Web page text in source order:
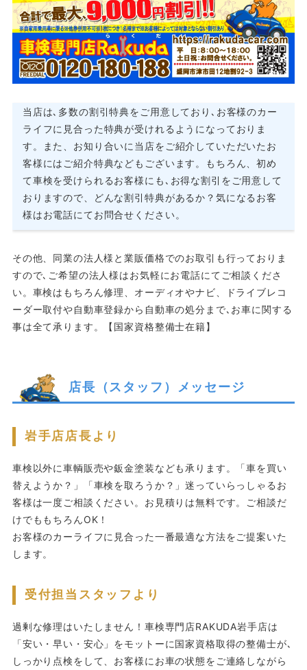
当店は､多数の割引特典をご用意しており､お客様のカー
ライフに見合った特典が受けれるようになっておりま
す。また、お知り合いに当店をご紹介していただいたお
客様にはご紹介特典などもございます。もちろん、初め
て車検を受けられるお客様にも､お得な割引をご用意して
おりますので、どんな割引特典があるか？気になるお客
様はお電話にてお問合せください。
その他、同業の法人様と業販価格でのお取引も行っておりま
すので､ご希望の法人様はお気軽にお電話にてご相談くださ
い。車検はもちろん修理、オーディオやナビ、ドライブレコ
ーダー取付や自動車登録から自動車の処分まで､お車に関する
事は全て承ります。【国家資格整備士在籍】
店長（スタッフ）メッセージ
岩手店店長より
車検以外に車輌販売や鈑金塗装なども承ります。「車を買い
替えようか？」「車検を取ろうか？」迷っていらっしゃるお
客様は一度ご相談ください。お見積りは無料です。ご相談だ
けでももちろんOK！
お客様のカーライフに見合った一番最適な方法をご提案いた
します。
受付担当スタッフより
過剰な修理はいたしません！車検専門店RAKUDA岩手店は
「安い・早い・安心」をモットーに国家資格取得の整備士が､
しっかり点検をして、お客様にお車の状態をご連絡しながら